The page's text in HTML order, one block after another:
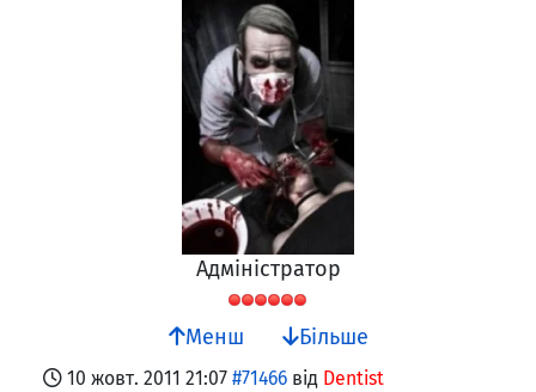
Адміністратор
Менш Більше
10 жовт. 2011 21:07 #71466 від Dentist